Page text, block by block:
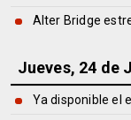
Alter Bridge
Jueves, 24 de
Ya disponible el